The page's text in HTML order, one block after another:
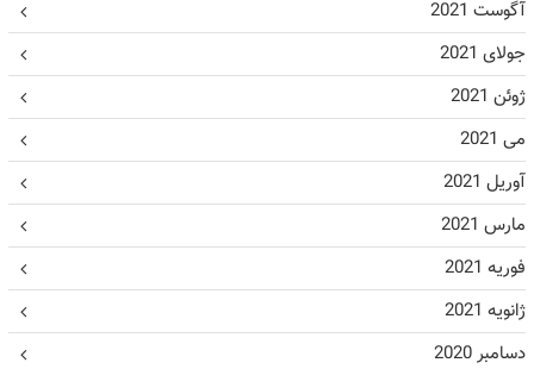
آگوست 2021
جولای 2021
ژوئن 2021
می 2021
آوریل 2021
مارس 2021
فوریه 2021
ژانویه 2021
دسامبر 2020